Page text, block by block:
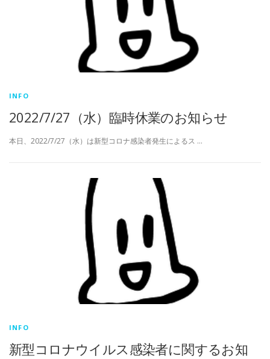
INFO
2022/7/27（水）臨時休業のお知らせ
本日、2022/7/27（水）は新型コロナ感染者発生によるス …
INFO
新型コロナウイルス感染者に関するお知